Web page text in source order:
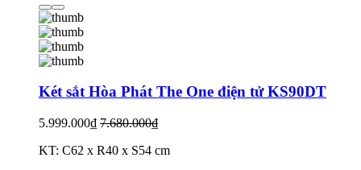
Két sắt Hòa Phát The One điện tử KS90DT
5.999.000₫ 7.680.000₫
KT: C62 x R40 x S54 cm